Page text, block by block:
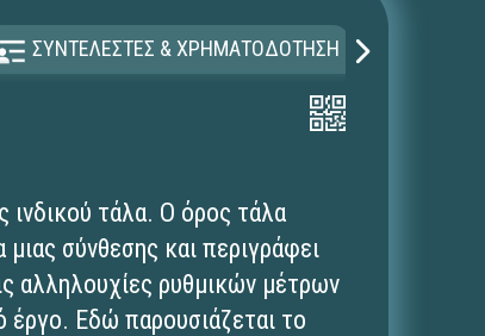
ΣΥΝΤΕΛΕΣΤΕΣ & ΧΡΗΜΑΤΟΔΟΤΗΣΗ
ινδικού τάλα. Ο όρος τάλα
σύνθεσης και περιγράφει
αλληλουχίες ρυθμικών μέτρων
έργο. Εδώ παρουσιάζεται το